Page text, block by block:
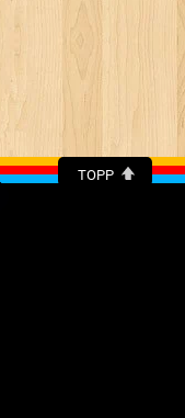
TOPP